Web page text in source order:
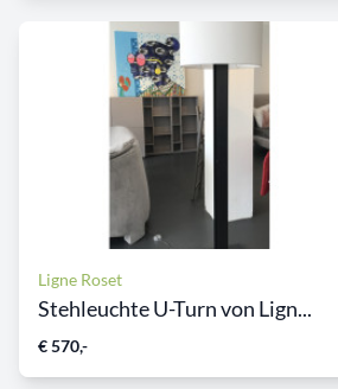
Ligne Roset
Stehleuchte U-Turn von Lign...
€ 570,-